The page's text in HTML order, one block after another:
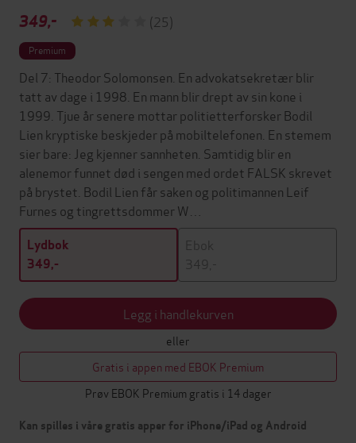
349,- (25)
Premium
Del 7: Theodor Solomonsen. En advokatsekretær blir
tatt av dage i 1998. En mann blir drept av sin kone i
1999. Tjue år senere mottar politietterforsker Bodil
Lien kryptiske beskjeder på mobiltelefonen. En stemem
sier bare: Jeg kjenner sannheten. Samtidig blir en
alenemor funnet død i sengen med ordet FALSK skrevet
på brystet. Bodil Lien får saken og politimannen Leif
Furnes og tingrettsdommer W…
Lydbok
349,-
Ebok
349,-
Legg i handlekurven
eller
Gratis i appen med EBOK Premium
Prøv EBOK Premium gratis i 14 dager
Kan spilles i våre gratis apper for iPhone/iPad og Android